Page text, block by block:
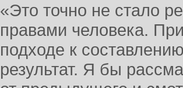
«Это точно не стало
правами человека.
подходе к
результат. Я бы